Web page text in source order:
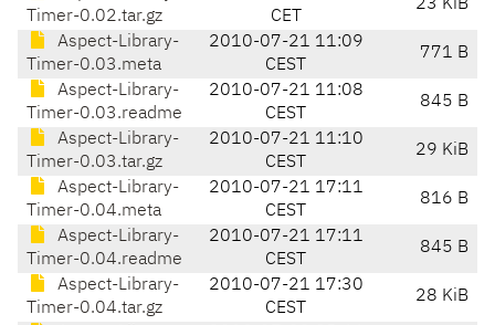
Timer-0.02.tar.gz
CET
23 KiB
Aspect-Library-
Timer-0.03.meta
2010-07-21 11:09
CEST
771 B
Aspect-Library-
Timer-0.03.readme
2010-07-21 11:08
CEST
845 B
Aspect-Library-
Timer-0.03.tar.gz
2010-07-21 11:10
CEST
29 KiB
Aspect-Library-
Timer-0.04.meta
2010-07-21 17:11
CEST
816 B
Aspect-Library-
Timer-0.04.readme
2010-07-21 17:11
CEST
845 B
Aspect-Library-
Timer-0.04.tar.gz
2010-07-21 17:30
CEST
28 KiB